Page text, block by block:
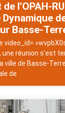
l’OPAH-
Dynamique
Basse-
video_id=
réunion s’est
ville de Basse-
de